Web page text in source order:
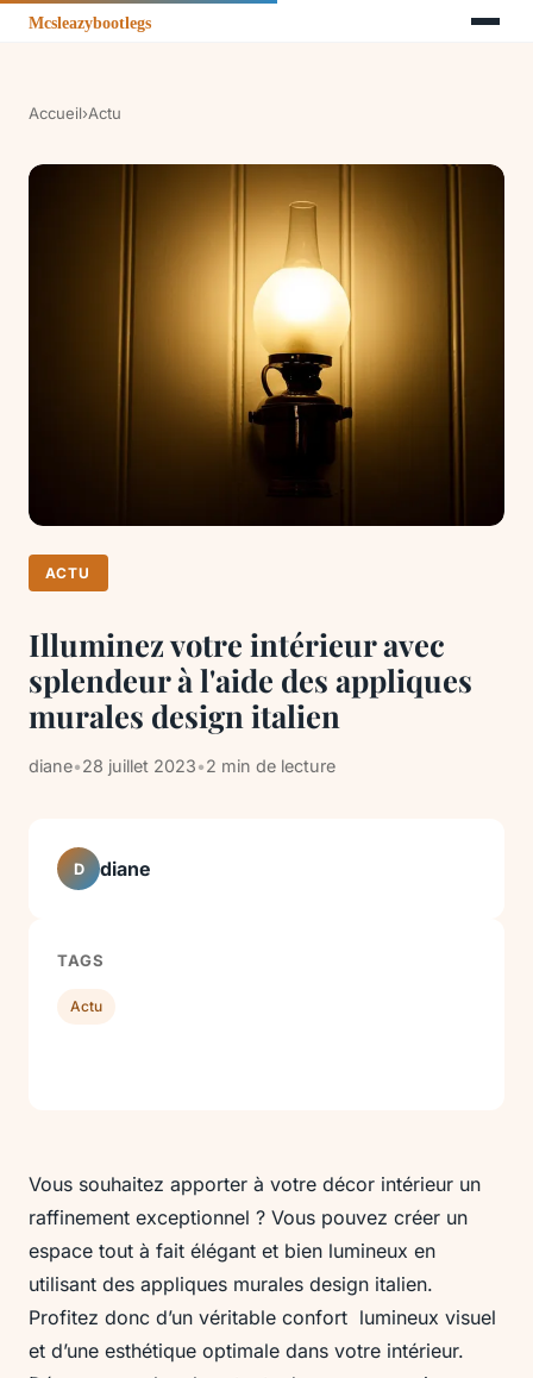
Accueil›Actu
ACTU
Illuminez votre intérieur avec
splendeur à l'aide des appliques
murales design italien
diane•28 juillet 2023•2 min de lecture
Vous souhaitez apporter à votre décor intérieur un
raffinement exceptionnel ? Vous pouvez créer un
espace tout à fait élégant et bien lumineux en
utilisant des appliques murales design italien.
Profitez donc d’un véritable confort lumineux visuel
et d’une esthétique optimale dans votre intérieur.
D diane
TAGS
Actu